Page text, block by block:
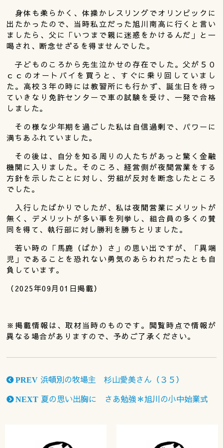
身体も柔らかく、体操かレスリングでオリンピックに
出たかったので、当時私立だった旭川南高に行くと言い
ましたら、父に「いつまで親に迷惑をかけるんだ」と一
喝され、断念せざるを得ませんでした。
子どものころから先生泣かせの存在でした。父が５０
ｃｃのオートバイを買うと、すぐに乗り回していまし
た。高校３年の時には教習所にも行かず、誕生日を待っ
ていきなり免許センターで車の試験を受け、一発で合格
しました。
その様な少年期を過ごした私は自信過剰で、パワーに
満ちあふれていました。
その後は、自分を知る周りの人たちがあっと驚く金融
機関に入りました。そのころ、経営側が夜間営業をする
方針を示したことに対し、労組が反対を断念したところ
でした。
入行したばかりでしたが、私は夜間営業にメリットが
無く、デメリットが多い事を列挙し、組合員の多くの賛
同を得て、執行部に対し勝利を勝ちとりました。
若い時の「馬鹿（ばか）さ」の思い出ですが、「異端
児」であることを恐れない勇気のあらわれだったとも自
負しています。
（2025年09月01日掲載）
※掲載情報は、取材当時のものです。閲覧時点で情報が
異なる場合がありますので、予めご了承ください。
PREV 浜頓別の牧場主 杉山愛美さん（３５）
NEXT 夏の思い出胸に さあ勉強＊旭川の小中始業式